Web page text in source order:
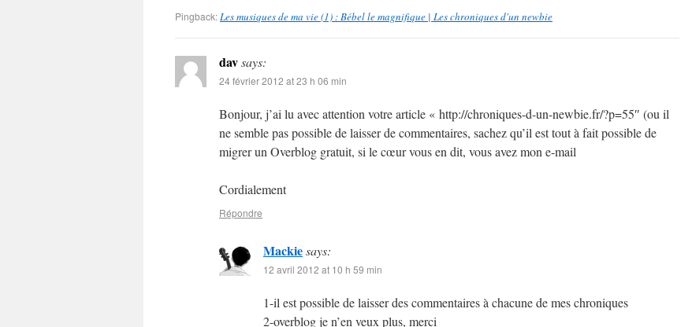
Pingback:Les musiques de ma vie (1) : Bébel le magnifique | Les chroniques d'un newbie
davsays:
24 février 2012 at 23 h 06 min
Bonjour, j’ai lu avec attention votre article « http://chroniques-d-un-newbie.fr/?p=55″ (ou il
ne semble pas possible de laisser de commentaires, sachez qu’il est tout à fait possible de
migrer un Overblog gratuit, si le cœur vous en dit, vous avez mon e-mail
Cordialement
Répondre
Mackiesays:
12 avril 2012 at 10 h 59 min
1-il est possible de laisser des commentaires à chacune de mes chroniques
2-overblog je n’en veux plus, merci